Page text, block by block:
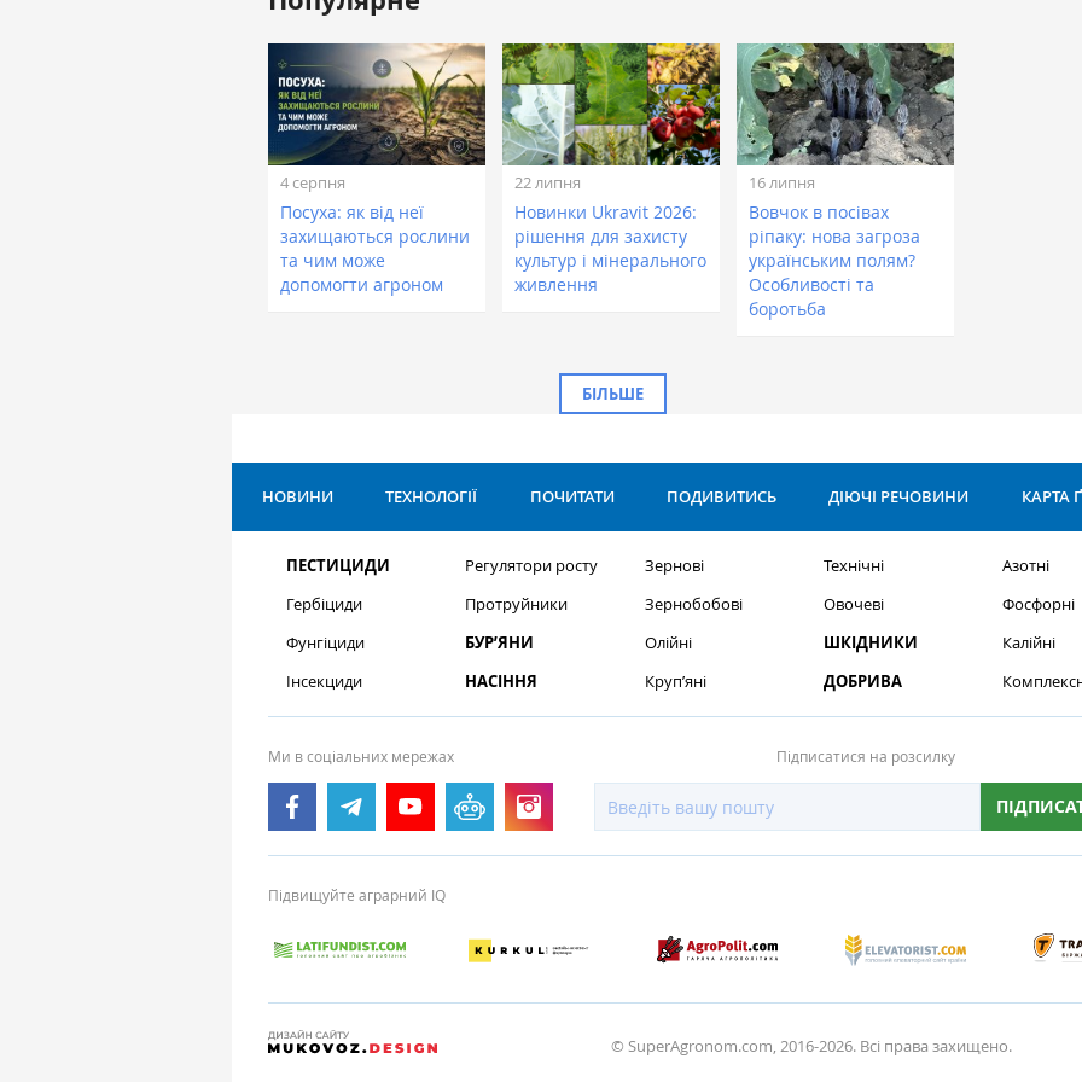
4 серпня
Посуха: як від неї
захищаються рослини
та чим може
допомогти агроном
22 липня
Новинки Ukravit 2026:
рішення для захисту
культур і мінерального
живлення
16 липня
Вовчок в посівах
ріпаку: нова загроза
українським полям?
Особливості та
боротьба
БІЛЬШЕ
НОВИНИ ТЕХНОЛОГІЇ ПОЧИТАТИ ПОДИВИТИСЬ ДІЮЧІ РЕЧОВИНИ КАРТА
ПЕСТИЦИДИ
Гербіциди
Фунгіциди
Інсекциди
Регулятори росту
Протруйники
БУР’ЯНИ
НАСІННЯ
Зернові
Зернобобові
Олійні
Круп’яні
Технічні
Овочеві
ШКІДНИКИ
ДОБРИВА
Азотні
Фосфорні
Калійні
Ми в соціальних мережах Підписатися на розсилку
Підвищуйте аграрний IQ
© SuperAgronom.com, 2016-2026. Всі права захищено.